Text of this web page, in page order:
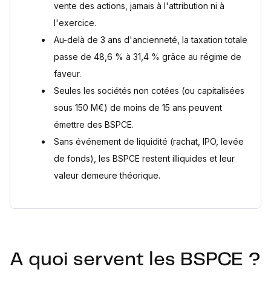
vente des actions, jamais à l'attribution ni à
l'exercice.
Au-delà de 3 ans d'ancienneté, la taxation totale
passe de 48,6 % à 31,4 % grâce au régime de
faveur.
Seules les sociétés non cotées (ou capitalisées
sous 150 M€) de moins de 15 ans peuvent
émettre des BSPCE.
Sans événement de liquidité (rachat, IPO, levée
de fonds), les BSPCE restent illiquides et leur
valeur demeure théorique.
A quoi servent les BSPCE ?